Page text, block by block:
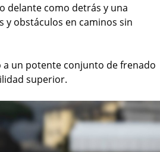
delante como detrás y una
y obstáculos en caminos sin
un potente conjunto de frenado
superior.